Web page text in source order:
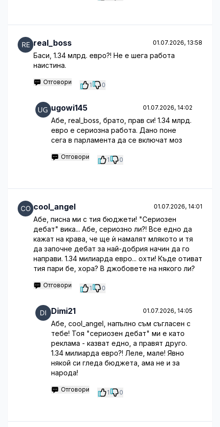
real_boss 01.07.2026, 13:58
Баси, 1.34 млрд. евро?! Не е шега работа
наистина.
Отговори 1 0
ugowi145 01.07.2026, 14:02
Абе, real_boss, брато, прав си! 1.34 млрд.
евро е сериозна работа. Дано поне
сега в парламента да се включат моз
Отговори 1 0
cool_angel 01.07.2026, 14:01
Абе, писна ми с тия бюджети! "Сериозен
дебат" вика... Абе, сериозно ли?! Все едно да
кажат на крава, че ще ѝ намалят млякото и тя
да започне дебат за най-добрия начин да го
направи. 1.34 милиарда евро... охти! Къде отиват
тия пари бе, хора? В джобовете на някого ли?
Отговори 1 0
Dimi21 01.07.2026, 14:05
Абе, cool_angel, напълно съм съгласен с
тебе! Тоя "сериозен дебат" ми е като
реклама - казват едно, а правят друго.
1.34 милиарда евро?! Леле, мале! Явно
някой си гледа бюджета, ама не и за
народа!
Отговори 1 0